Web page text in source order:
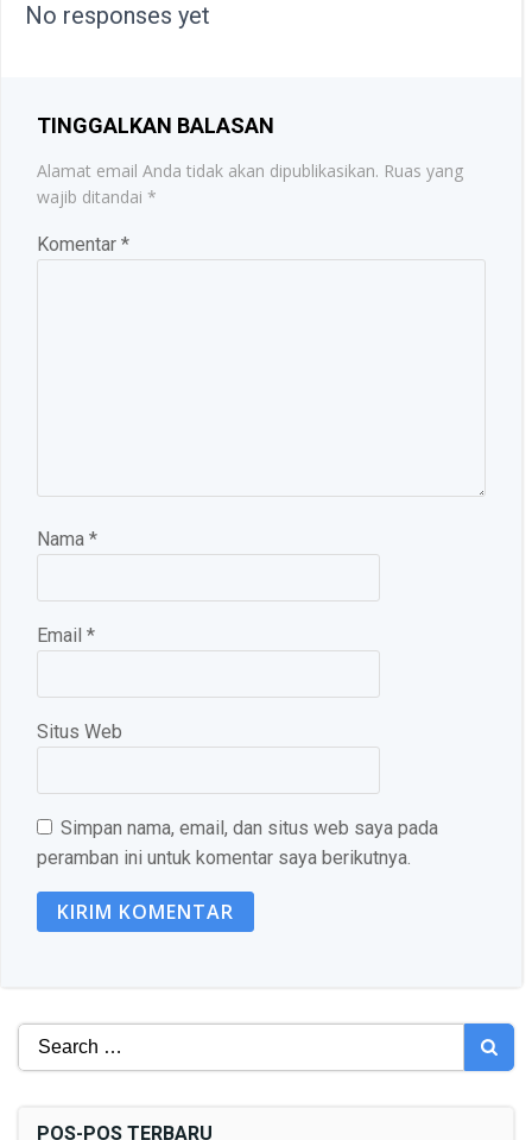
No responses yet
TINGGALKAN BALASAN
Alamat email Anda tidak akan dipublikasikan. Ruas yang
wajib ditandai *
Komentar *
Nama *
Email *
Situs Web
Simpan nama, email, dan situs web saya pada
peramban ini untuk komentar saya berikutnya.
Search
POS-POS TERBARU